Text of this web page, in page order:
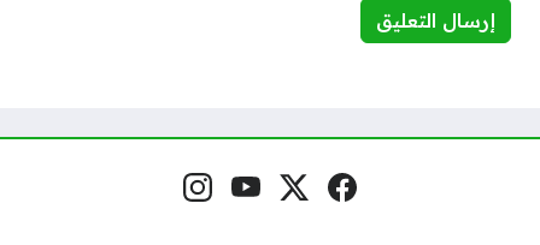
مواقع التواصل فيسبوكمنصة إكس
يوتيوبإنستغرام